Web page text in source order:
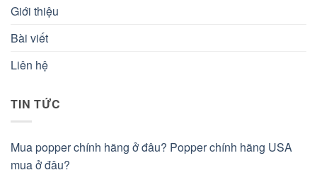
Giới thiệu
Bài viết
Liên hệ
TIN TỨC
Mua popper chính hãng ở đâu? Popper chính hãng USA
mua ở đâu?